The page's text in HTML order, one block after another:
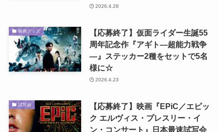
2026.4.28
映画グッズ
【応募終了】仮面ライダー生誕55
周年記念作『アギト―超能力戦争
―』ステッカー2種をセットで5名
様に☆
2026.4.23
試写会
【応募終了】映画『EPiC／エピッ
ク エルヴィス・プレスリー・イ
ン・コンサート』日本最速試写会